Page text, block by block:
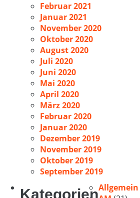
Februar 2021
Januar 2021
November 2020
Oktober 2020
August 2020
Juli 2020
Juni 2020
Mai 2020
April 2020
März 2020
Februar 2020
Januar 2020
Dezember 2019
November 2019
Oktober 2019
September 2019
KategorienAllgemein